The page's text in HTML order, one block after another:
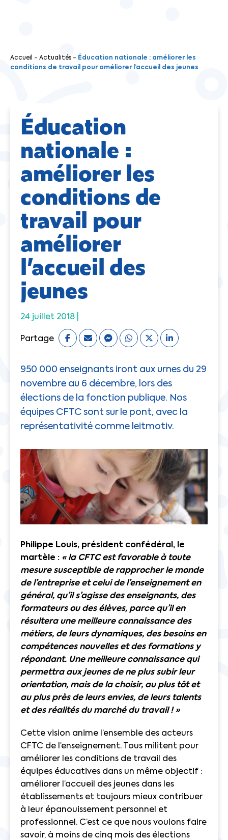
Accueil - Actualités - Éducation nationale : améliorer les
conditions de travail pour améliorer l’accueil des jeunes
Éducation
nationale :
améliorer les
conditions de
travail pour
améliorer
l’accueil des
jeunes
24 juillet 2018 |
Partage
950 000 enseignants iront aux urnes du 29
novembre au 6 décembre, lors des
élections de la fonction publique. Nos
équipes CFTC sont sur le pont, avec la
représentativité comme leitmotiv.
Philippe Louis, président confédéral, le
martèle : « la CFTC est favorable à toute
mesure susceptible de rapprocher le monde
de l’entreprise et celui de l’enseignement en
général, qu’il s’agisse des enseignants, des
formateurs ou des élèves, parce qu’il en
résultera une meilleure connaissance des
métiers, de leurs dynamiques, des besoins en
compétences nouvelles et des formations y
répondant. Une meilleure connaissance qui
permettra aux jeunes de ne plus subir leur
orientation, mais de la choisir, au plus tôt et
au plus près de leurs envies, de leurs talents
et des réalités du marché du travail ! »
Cette vision anime l’ensemble des acteurs
CFTC de l’enseignement. Tous militent pour
améliorer les conditions de travail des
équipes éducatives dans un même objectif :
améliorer l’accueil des jeunes dans les
établissements et toujours mieux contribuer
à leur épanouissement personnel et
professionnel. C’est ce que nous voulons faire
savoir, à moins de cinq mois des élections